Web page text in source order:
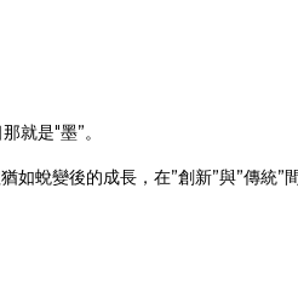
就是"墨”。
蛻變後的成長，在”創新”與”傳統